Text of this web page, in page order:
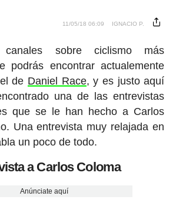
11/05/18 06:09 IGNACIO P.
sobre ciclismo más
podrás encontrar actualemente
de Daniel Race, y es justo aquí
una de las entrevistas
que se le han hecho a Carlos
Una entrevista muy relajada en
un poco de todo.
a Carlos Coloma
Anúnciate aquí